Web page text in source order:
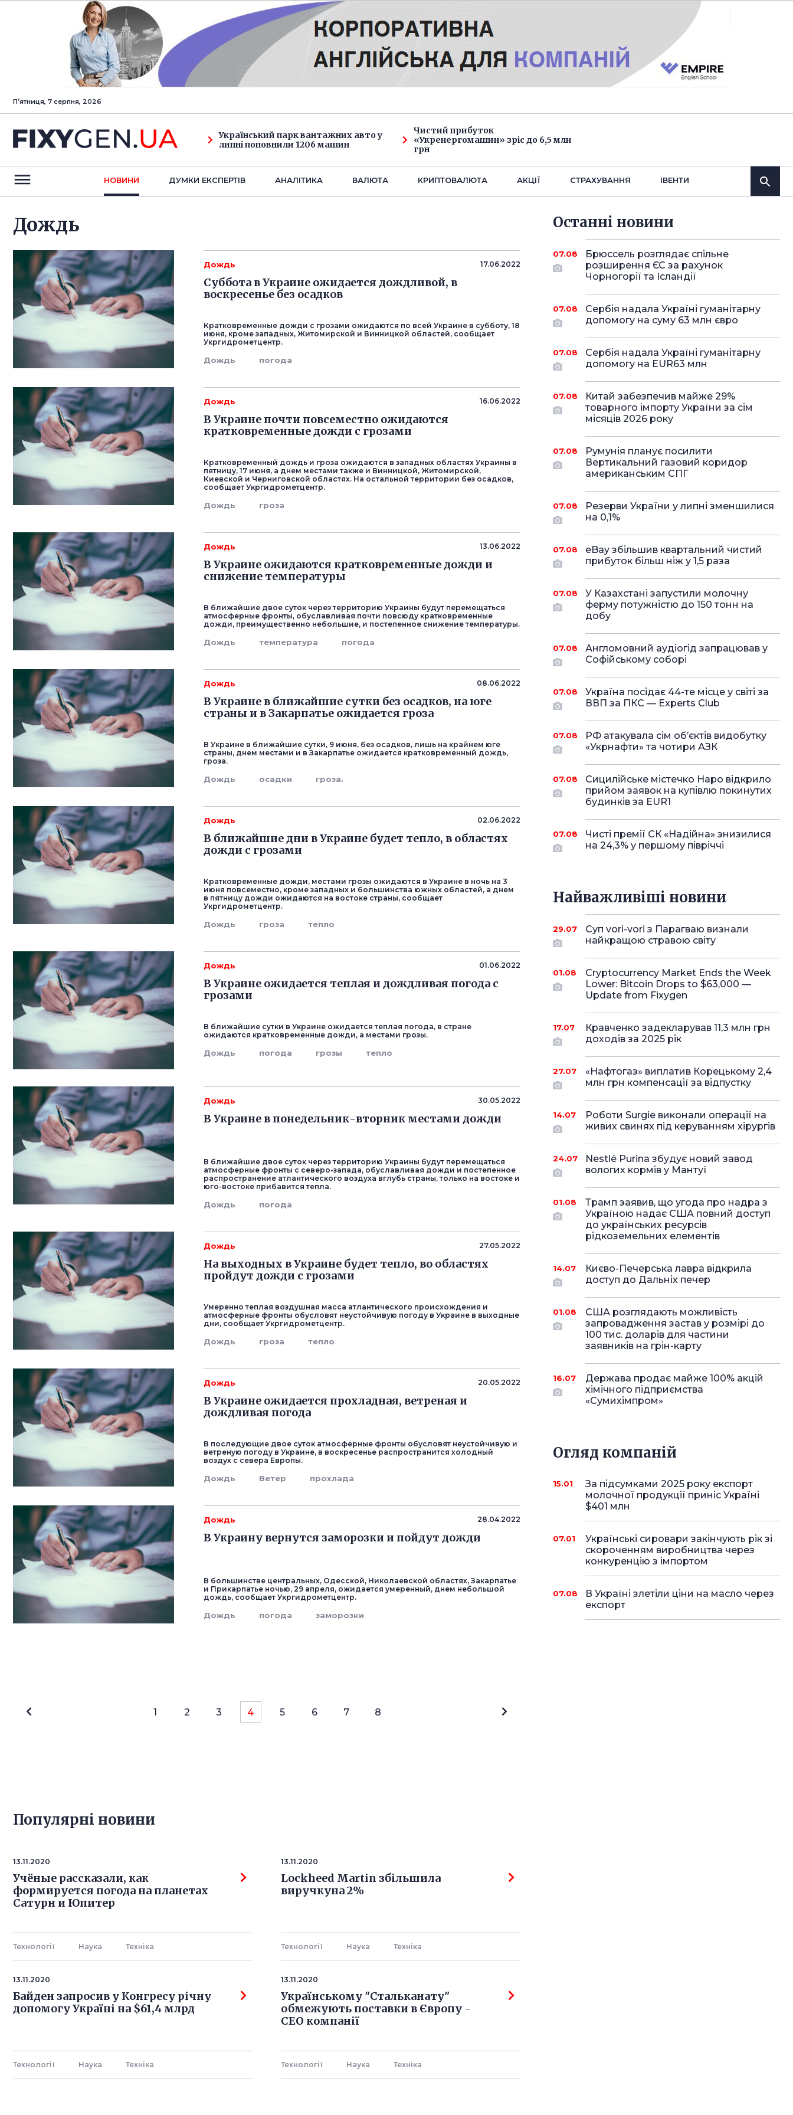
Пʼятниця, 7 серпня, 2026
Український парк вантажних авто у
липні поповнили 1206 машин
Чистий прибуток
«Укренергомашин» зріс до 6,5 млн
грн
НОВИНИ ДУМКИ ЕКСПЕРТIВ АНАЛIТИКА ВАЛЮТА КРИПТОВАЛЮТА АКЦІЇ СТРАХУВАННЯ IВЕНТИ
Дождь
Дождь 17.06.2022
Суббота в Украине ожидается дождливой, в
воскресенье без осадков
Кратковременные дожди с грозами ожидаются по всей Украине в субботу, 18
июня, кроме западных, Житомирской и Винницкой областей, сообщает
Укргидрометцентр.
Дождь погода
Дождь 16.06.2022
В Украине почти повсеместно ожидаются
кратковременные дожди с грозами
Кратковременный дождь и гроза ожидаются в западных областях Украины в
пятницу, 17 июня, а днем местами также и Винницкой, Житомирской,
Киевской и Черниговской областях. На остальной территории без осадков,
сообщает Укргидрометцентр.
Дождь гроза
Дождь 13.06.2022
В Украине ожидаются кратковременные дожди и
снижение температуры
В ближайшие двое суток через территорию Украины будут перемещаться
атмосферные фронты, обуславливая почти повсюду кратковременные
дожди, преимущественно небольшие, и постепенное снижение температуры.
Дождь температура погода
Дождь 08.06.2022
В Украине в ближайшие сутки без осадков, на юге
страны и в Закарпатье ожидается гроза
В Украине в ближайшие сутки, 9 июня, без осадков, лишь на крайнем юге
страны, днем местами и в Закарпатье ожидается кратковременный дождь,
гроза.
Дождь осадки гроза.
Дождь 02.06.2022
В ближайшие дни в Украине будет тепло, в областях
дожди с грозами
Кратковременные дожди, местами грозы ожидаются в Украине в ночь на 3
июня повсеместно, кроме западных и большинства южных областей, а днем
в пятницу дожди ожидаются на востоке страны, сообщает
Укргидрометцентр.
Дождь гроза тепло
Дождь 01.06.2022
В Украине ожидается теплая и дождливая погода с
грозами
В ближайшие сутки в Украине ожидается теплая погода, в стране
ожидаются кратковременные дожди, а местами грозы.
Дождь погода грозы тепло
Дождь 30.05.2022
В Украине в понедельник-вторник местами дожди
В ближайшие двое суток через территорию Украины будут перемещаться
атмосферные фронты с северо-запада, обуславливая дожди и постепенное
распространение атлантического воздуха вглубь страны, только на востоке и
юго-востоке прибавится тепла.
Дождь погода
Дождь 27.05.2022
На выходных в Украине будет тепло, во областях
пройдут дожди с грозами
Умеренно теплая воздушная масса атлантического происхождения и
атмосферные фронты обусловят неустойчивую погоду в Украине в выходные
дни, сообщает Укргидрометцентр.
Дождь гроза тепло
Дождь 20.05.2022
В Украине ожидается прохладная, ветреная и
дождливая погода
В последующие двое суток атмосферные фронты обусловят неустойчивую и
ветреную погоду в Украине, в воскресенье распространится холодный
воздух с севера Европы.
Дождь Ветер прохлада
Дождь 28.04.2022
В Украину вернутся заморозки и пойдут дожди
В большинстве центральных, Одесской, Николаевской областях, Закарпатье
и Прикарпатье ночью, 29 апреля, ожидается умеренный, днем небольшой
дождь, сообщает Укргидрометцентр.
Дождь погода заморозки
1 2 3 4 5 6 7 8
Популярнi новини
13.11.2020
Учёные рассказали, как
формируется погода на планетах
Сатурн и Юпитер
Технології Наука Технiка
13.11.2020
Lockheed Martin збільшила
виручкуна 2%
Технології Наука Технiка
13.11.2020
Байден запросив у Конгресу річну
допомогу Україні на $61,4 млрд
Технології Наука Технiка
13.11.2020
Українському "Стальканату"
обмежують поставки в Європу -
СЕО компанії
Технології Наука Технiка
Останнi новини
07.08
Брюссель розглядає спільне
розширення ЄС за рахунок
Чорногорії та Ісландії
07.08
Сербія надала Україні гуманітарну
допомогу на суму 63 млн євро
07.08
Сербія надала Україні гуманітарну
допомогу на EUR63 млн
07.08
Китай забезпечив майже 29%
товарного імпорту України за сім
місяців 2026 року
07.08
Румунія планує посилити
Вертикальний газовий коридор
американським СПГ
07.08
Резерви України у липні зменшилися
на 0,1%
07.08
eBay збільшив квартальний чистий
прибуток більш ніж у 1,5 раза
07.08
У Казахстані запустили молочну
ферму потужністю до 150 тонн на
добу
07.08
Англомовний аудіогід запрацював у
Софійському соборі
07.08
Україна посідає 44-те місце у світі за
ВВП за ПКС — Experts Club
07.08
РФ атакувала сім об’єктів видобутку
«Укрнафти» та чотири АЗК
07.08
Сицилійське містечко Наро відкрило
прийом заявок на купівлю покинутих
будинків за EUR1
07.08
Чисті премії СК «Надійна» знизилися
на 24,3% у першому півріччі
Найважливіші новини
29.07
Суп vori-vori з Парагваю визнали
найкращою стравою світу
01.08
Cryptocurrency Market Ends the Week
Lower: Bitcoin Drops to $63,000 —
Update from Fixygen
17.07
Кравченко задекларував 11,3 млн грн
доходів за 2025 рік
27.07
«Нафтогаз» виплатив Корецькому 2,4
млн грн компенсації за відпустку
14.07
Роботи Surgie виконали операції на
живих свинях під керуванням хірургів
24.07
Nestlé Purina збудує новий завод
вологих кормів у Мантуї
01.08
Трамп заявив, що угода про надра з
Україною надає США повний доступ
до українських ресурсів
рідкоземельних елементів
14.07
Києво-Печерська лавра відкрила
доступ до Дальніх печер
01.08
США розглядають можливість
запровадження застав у розмірі до
100 тис. доларів для частини
заявників на грін-карту
16.07
Держава продає майже 100% акцій
хімічного підприємства
«Сумихімпром»
Огляд компаній
15.01
За підсумками 2025 року експорт
молочної продукції приніс Україні
$401 млн
07.01
Українські сировари закінчують рік зі
скороченням виробництва через
конкуренцію з імпортом
07.08
В Україні злетіли ціни на масло через
експорт